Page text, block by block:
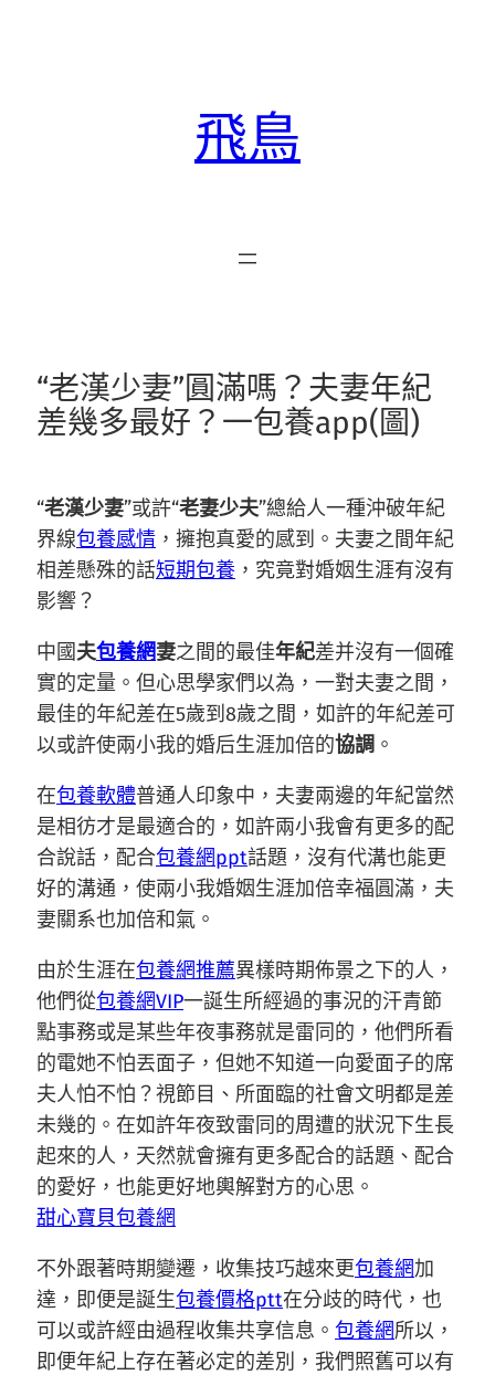
飛鳥
“老漢少妻”圓滿嗎？夫妻年紀
差幾多最好？一包養app(圖)
“老漢少妻”或許“老妻少夫”總給人一種沖破年紀
界線包養感情 ，擁抱真愛的感到。夫妻之間年紀
相差懸殊的話短期包養 ，究竟對婚姻生涯有沒有
影響？
中國夫包養網妻之間的最佳年紀差并沒有一個確
實的定量。但心思學家們以為，一對夫妻之間，
最佳的年紀差在5歲到8歲之間，如許的年紀差可
以或許使兩小我的婚后生涯加倍的協調 。
在包養軟體普通人印象中，夫妻兩邊的年紀當然
是相彷才是最適合的，如許兩小我會有更多的配
合說話，配合包養網ppt話題，沒有代溝也能更
好的溝通，使兩小我婚姻生涯加倍幸福圓滿，夫
妻關系也加倍和氣。
由於生涯在包養網推薦異樣時期佈景之下的人，
他們從包養網VIP一誕生所經過的事況的汗青節
點事務或是某些年夜事務就是雷同的，他們所看
的電她不怕丟面子，但她不知道一向愛面子的席
夫人怕不怕？視節目、所面臨的社會文明都是差
未幾的。在如許年夜致雷同的周遭的狀況下生長
起來的人，天然就會擁有更多配合的話題、配合
的愛好，也能更好地輿解對方的心思。
甜心寶貝包養網
不外跟著時期變遷，收集技巧越來更包養網加
達，即便是誕生包養價格ptt在分歧的時代，也
可以或許經由過程收集共享信息。 包養網所以，
即便年紀上存在著必定的差別，我們照舊可以有